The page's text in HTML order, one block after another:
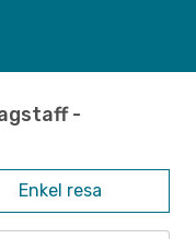
-
Enkel resa